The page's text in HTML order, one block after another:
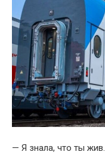
— Я знала, что ты жив.